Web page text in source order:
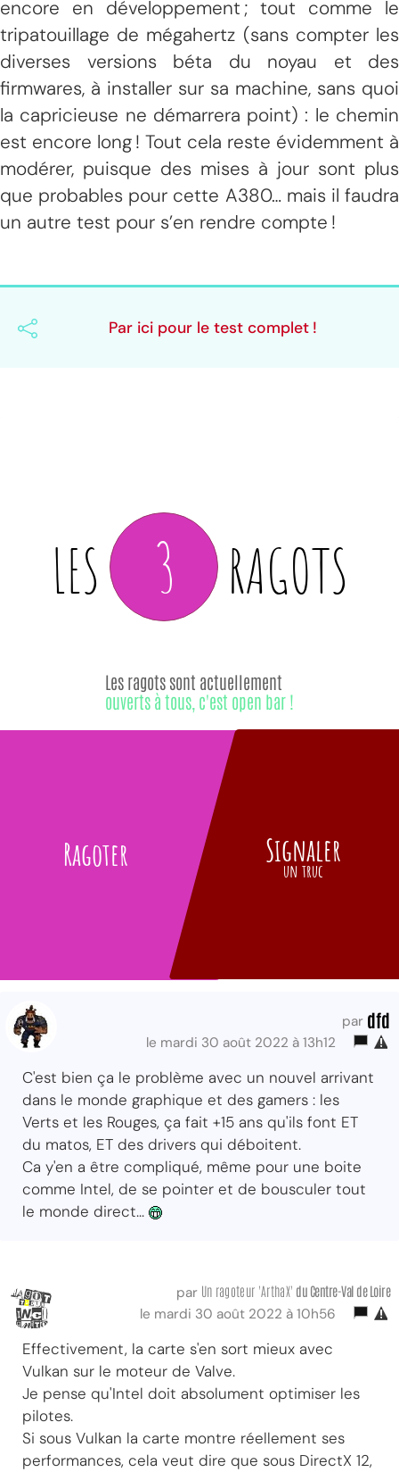
encore en développement ; tout comme le
tripatouillage de mégahertz (sans compter les
diverses versions béta du noyau et des
firmwares, à installer sur sa machine, sans quoi
la capricieuse ne démarrera point) : le chemin
est encore long ! Tout cela reste évidemment à
modérer, puisque des mises à jour sont plus
que probables pour cette A380… mais il faudra
un autre test pour s’en rendre compte !
Par ici pour le test complet !
LES 3 RAGOTS
Ragoter
Les ragots sont actuellement
ouverts à tous, c'est open bar !
Signaler
un truc
par dfd
le mardi 30 août 2022 à 13h12
C'est bien ça le problème avec un nouvel arrivant
dans le monde graphique et des gamers : les
Verts et les Rouges, ça fait +15 ans qu'ils font ET
du matos, ET des drivers qui déboitent.
Ca y'en a être compliqué, même pour une boite
comme Intel, de se pointer et de bousculer tout
le monde direct...
par Un ragoteur 'ArthaX' du Centre-Val de Loire
le mardi 30 août 2022 à 10h56
Effectivement, la carte s'en sort mieux avec
Vulkan sur le moteur de Valve.
Je pense qu'Intel doit absolument optimiser les
pilotes.
Si sous Vulkan la carte montre réellement ses
performances, cela veut dire que sous DirectX 12,